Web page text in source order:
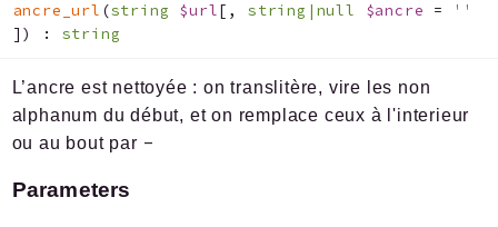
ancre_url (string $url[ , string|null $ancre =
''
] ) : string
L’ancre est nettoyée : on translitère, vire les non
alphanum du début, et on remplace ceux à l'interieur
ou au bout par -
Parameters